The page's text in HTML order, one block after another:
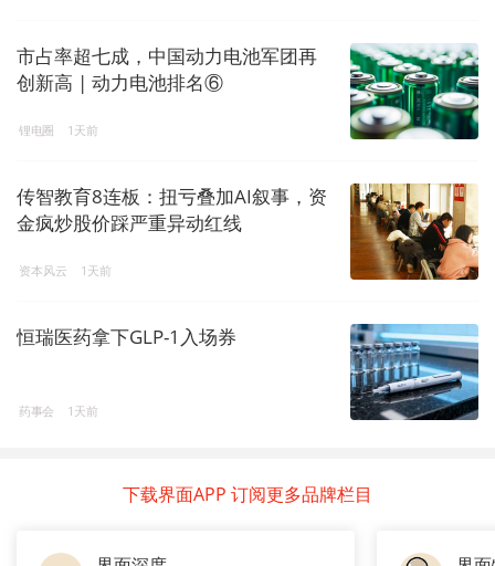
市占率超七成，中国动力电池军团再
创新高 | 动力电池排名⑥
锂电圈 1天前
传智教育8连板：扭亏叠加AI叙事，资
金疯炒股价踩严重异动红线
资本风云 1天前
恒瑞医药拿下GLP-1入场券
药事会 1天前
下载界面APP 订阅更多品牌栏目